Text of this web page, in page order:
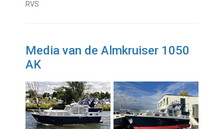
RVS
Media van de Almkruiser 1050
AK